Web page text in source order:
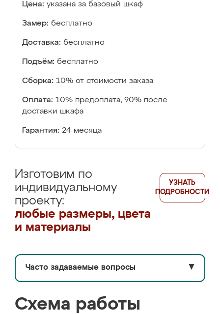
Цена: указана за базовый шкаф
Замер: бесплатно
Доставка: бесплатно
Подъём: бесплатно
Сборка: 10% от стоимости заказа
Оплата: 10% предоплата, 90% после
доставки шкафа
Гарантия: 24 месяца
Изготовим по
индивидуальному
проекту:
любые размеры, цвета
и материалы
УЗНАТЬ
ПОДРОБНОСТИ
Часто задаваемые вопросы ▼
Схема работы